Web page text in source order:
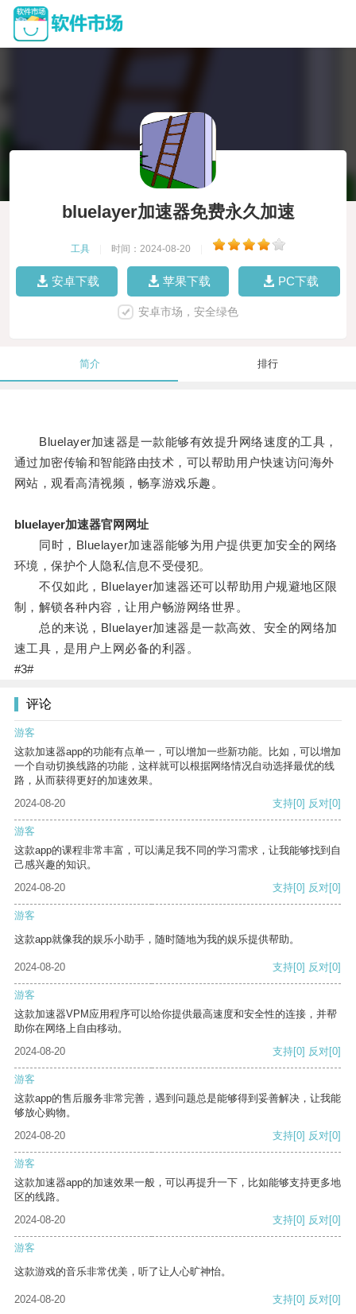
bluelayer加速器免费永久加速
工具 时间：2024-08-20
安卓下载 苹果下载 PC下载
安卓市场，安全绿色
简介 排行
Bluelayer加速器是一款能够有效提升网络速度的工具，
通过加密传输和智能路由技术，可以帮助用户快速访问海外
网站，观看高清视频，畅享游戏乐趣。
bluelayer加速器官网网址
同时，Bluelayer加速器能够为用户提供更加安全的网络
环境，保护个人隐私信息不受侵犯。
不仅如此，Bluelayer加速器还可以帮助用户规避地区限
制，解锁各种内容，让用户畅游网络世界。
总的来说，Bluelayer加速器是一款高效、安全的网络加
速工具，是用户上网必备的利器。
#3#
评论
游客
这款加速器app的功能有点单一，可以增加一些新功能。比如，可以增加
一个自动切换线路的功能，这样就可以根据网络情况自动选择最优的线
路，从而获得更好的加速效果。
2024-08-20
支持[0] 反对[0]
游客
这款app的课程非常丰富，可以满足我不同的学习需求，让我能够找到自
己感兴趣的知识。
2024-08-20
支持[0] 反对[0]
游客
这款app就像我的娱乐小助手，随时随地为我的娱乐提供帮助。
2024-08-20 支持[0] 反对[0]
游客
这款加速器VPM应用程序可以给你提供最高速度和安全性的连接，并帮
助你在网络上自由移动。
2024-08-20
支持[0] 反对[0]
游客
这款app的售后服务非常完善，遇到问题总是能够得到妥善解决，让我能
够放心购物。
2024-08-20
支持[0] 反对[0]
游客
这款加速器app的加速效果一般，可以再提升一下，比如能够支持更多地
区的线路。
2024-08-20
支持[0] 反对[0]
游客
这款游戏的音乐非常优美，听了让人心旷神怡。
2024-08-20 支持[0] 反对[0]